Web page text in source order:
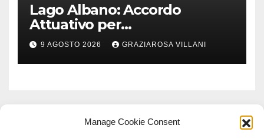
Manage Cookie Consent
Lago Albano: Accordo
Attuativo per
l’interconnessione
acquedottistica da 29,5
milioni di euro
9 AGOSTO 2026 GRAZIAROSA VILLANI